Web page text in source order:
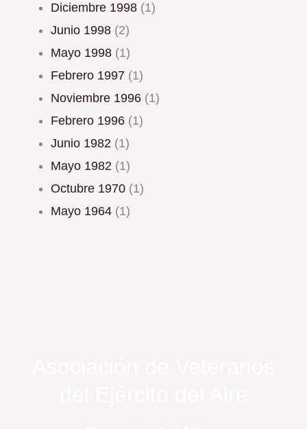
diciembre 1998 (1)
junio 1998 (2)
mayo 1998 (1)
febrero 1997 (1)
noviembre 1996 (1)
febrero 1996 (1)
junio 1982 (1)
mayo 1982 (1)
octubre 1970 (1)
mayo 1964 (1)